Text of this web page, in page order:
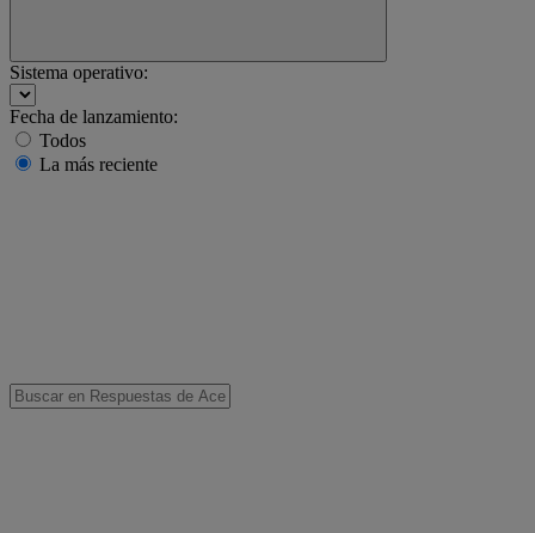
Sistema operativo:
Fecha de lanzamiento:
Todos
La más reciente